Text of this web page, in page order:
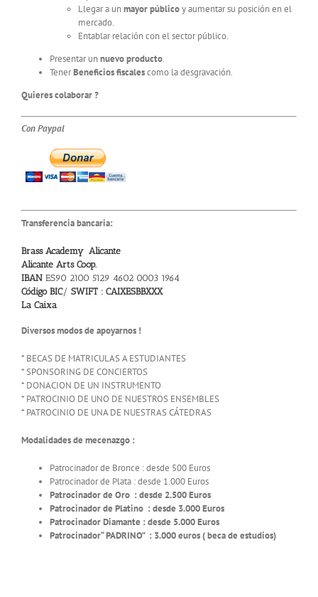
Llegar a unmayor públicoy aumentar su posición en el
mercado.
Entablar relación con el sector público.
Presentar unnuevo producto.
TenerBeneficios fiscalescomo la desgravación.
Quieres colaborar ?
Con Paypal
Transferencia bancaria:
Brass Academy Alicante
Alicante Arts Coop.
IBAN ES90 2100 5129 4602 0003 1964
Código BIC/ SWIFT : CAIXESBBXXX
La Caixa
Diversos modos de apoyarnos !
* BECAS DE MATRICULAS A ESTUDIANTES
* SPONSORING DE CONCIERTOS
* DONACION DE UN INSTRUMENTO
* PATROCINIO DE UNO DE NUESTROS ENSEMBLES
* PATROCINIO DE UNA DE NUESTRAS CÁTEDRAS
Modalidades de mecenazgo :
Patrocinador de Bronce : desde 500 Euros
Patrocinador de Plata : desde 1.000 Euros
Patrocinador de Oro : desde 2.500 Euros
Patrocinador de Platino : desde 3.000 Euros
Patrocinador Diamante : desde 5.000 Euros
Patrocinador“ PADRINO” : 3.000 euros ( beca de estudios)